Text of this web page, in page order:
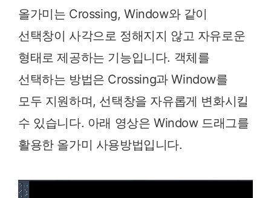
올가미는 Crossing, Window와 같이
선택창이 사각으로 정해지지 않고 자유로운
형태로 제공하는 기능입니다. 객체를
선택하는 방법은 Crossing과 Window를
모두 지원하며, 선택창을 자유롭게 변화시킬
수 있습니다. 아래 영상은 Window 드래그를
활용한 올가미 사용방법입니다.